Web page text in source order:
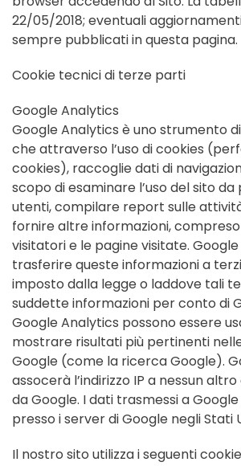
22/05/2018; eventuali
sempre pubblicati in questa pagina.
Cookie tecnici di terze parti
Google Analytics
Google Analytics è uno strumento
che attraverso l’uso di cookies
cookies), raccoglie dati di
scopo di esaminare l’uso del sito
utenti, compilare report sulle
fornire altre informazioni,
visitatori e le pagine visitate.
trasferire queste informazioni a
imposto dalla legge o laddove tali
suddette informazioni per conto di
Google Analytics possono essere
mostrare risultati più pertinenti
Google (come la ricerca Google).
assocerà l’indirizzo IP a nessun
da Google. I dati trasmessi a
presso i server di Google negli Stati
Il nostro sito utilizza i seguenti